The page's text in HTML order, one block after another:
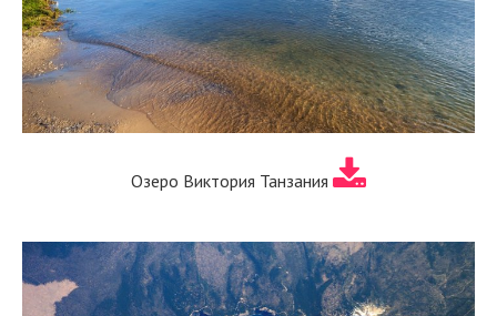
Озеро Виктория Танзания